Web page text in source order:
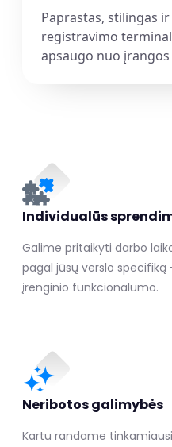
Paprastas, stilingas
registravimo
apsaugo nuo įrangos
Individualūs
Galime pritaikyti darbo
pagal jūsų verslo
įrenginio funkcionalumo.
Neribotos galimybės
Kartu randame